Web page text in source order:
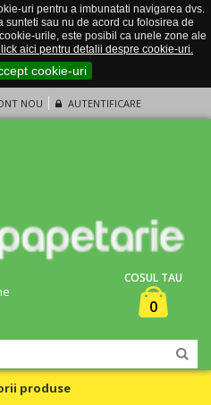
uri pentru a imbunatati navigarea dvs.
sunteti sau nu de acord cu folosirea de
urile, este posibil ca unele zone ale
aici pentru detalii despre cookie-uri.
cookie-uri
NOU AUTENTIFICARE
COSUL TAU
0
produse